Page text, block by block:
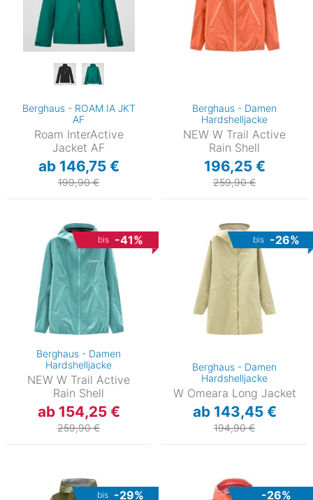
Berghaus - ROAM IA JKT
AF
Roam InterActive
Jacket AF
ab 146,75 €
199,90 €
Berghaus - Damen
Hardshelljacke
NEW W Trail Active
Rain Shell
196,25 €
259,90 €
bis -41%
Berghaus - Damen
Hardshelljacke
NEW W Trail Active
Rain Shell
ab 154,25 €
259,90 €
bis -26%
Berghaus - Damen
Hardshelljacke
W Omeara Long Jacket
ab 143,45 €
194,90 €
bis -29% -26%